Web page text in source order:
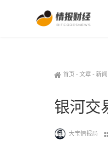
首页 -文章-新闻
银河交
大宝情报局